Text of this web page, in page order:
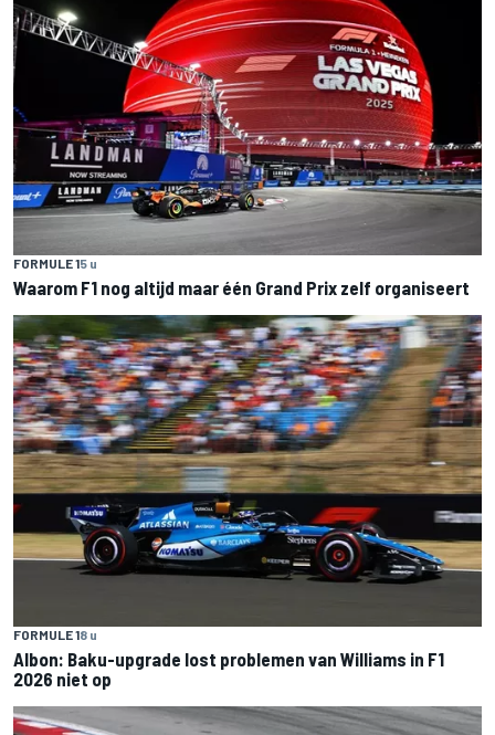
FORMULE 15 u
Waarom F1 nog altijd maar één Grand Prix zelf organiseert
FORMULE 18 u
Albon: Baku-upgrade lost problemen van Williams in F1
2026 niet op